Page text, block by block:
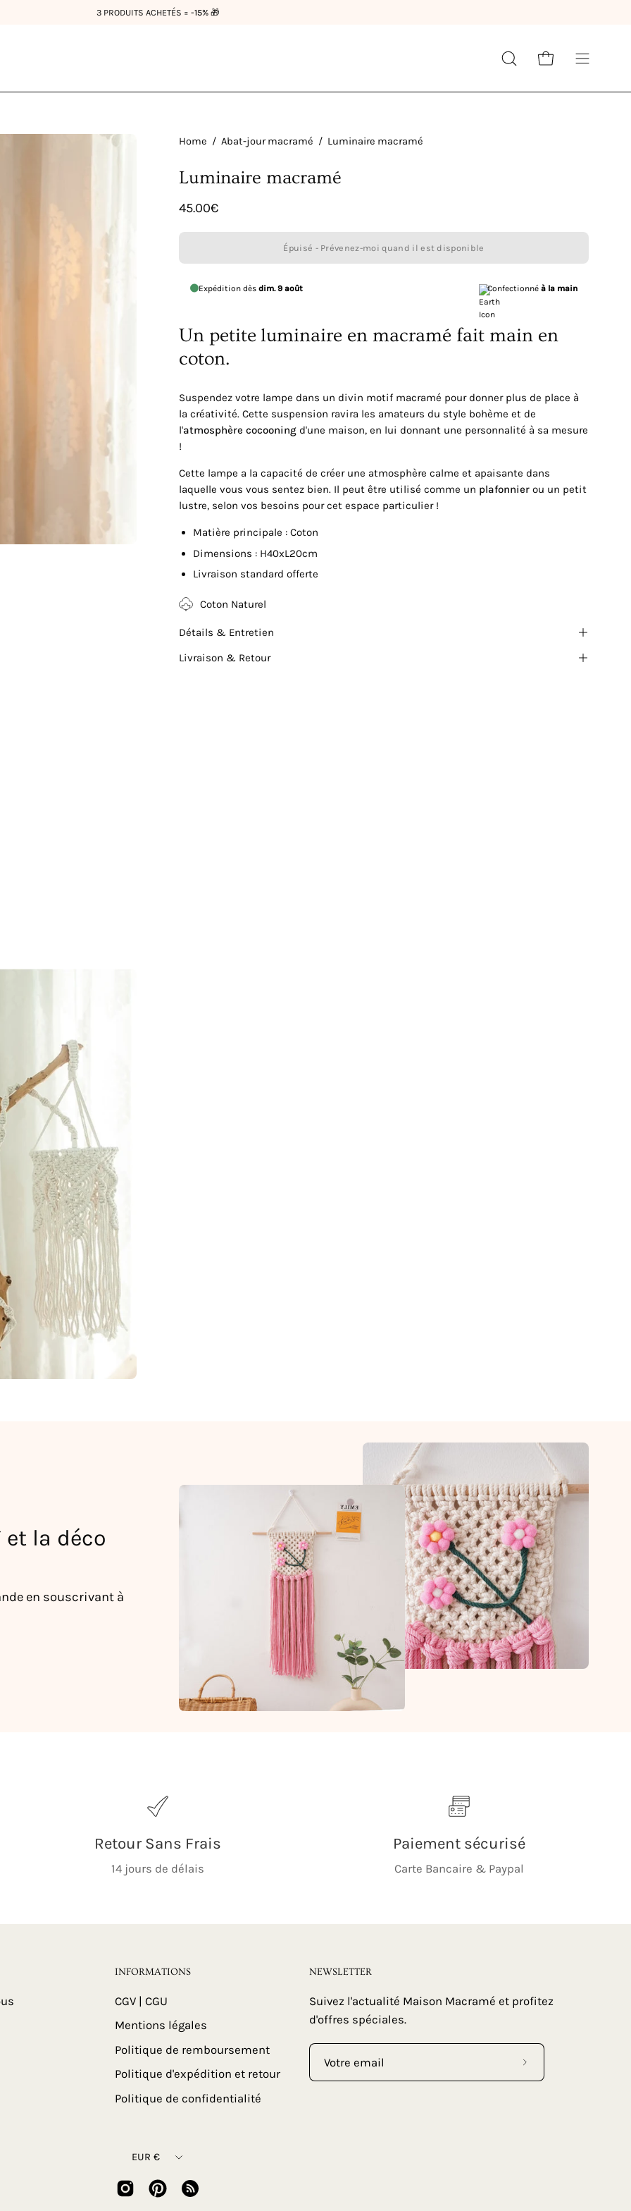
OuvrirOuvrir le panier
Ouvrir
Home / Abat-jour macramé / Luminaire macramé
Luminaire macramé
45.00€
Épuisé - Prévenez-moi quand il est disponible
Expédition dès dim. 9 août Confectionné à la main
Un petite luminaire en macramé fait main en
coton.
Suspendez votre lampe dans un divin motif macramé pour donner plus de place à
la créativité. Cette suspension ravira les amateurs du style bohème et de
l'atmosphère cocooning d'une maison, en lui donnant une personnalité à sa mesure
!
Cette lampe a la capacité de créer une atmosphère calme et apaisante dans
laquelle vous vous sentez bien. Il peut être utilisé comme un plafonnier ou un petit
lustre, selon vos besoins pour cet espace particulier !
Matière principale : Coton
Dimensions : H40xL20cm
Livraison standard offerte
Coton Naturel
Détails & Entretien
Livraison & Retour
et la déco
en souscrivant à
Retour Sans Frais
14 jours de délais
Paiement sécurisé
Carte Bancaire & Paypal
INFORMATIONS
CGV | CGU
Mentions légales
Politique de remboursement
Politique d'expédition et retour
Politique de confidentialité
NEWSLETTER
Suivez l'actualité Maison Macramé et profitez
d'offres spéciales.
Abonnez-
Devise
EUR €